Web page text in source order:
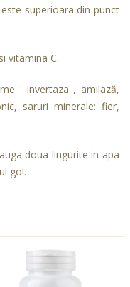
superioara din punct
vitamina C.
: invertaza , amilază,
saruri minerale: fier,
doua lingurite in apa
gol.